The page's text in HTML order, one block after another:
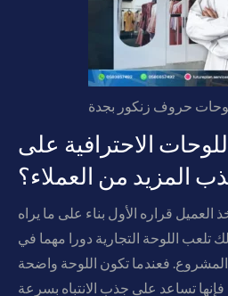
حروف زنكور بجدة
الاحترافية على
المزيد من العملاء؟
العميل قراره الأول بناء على ما يراه
اللوحة التجارية دورا مهما في
المشروع. فعندما تكون اللوحة واضحة
تساعد على جذب الانتباه بسرعة